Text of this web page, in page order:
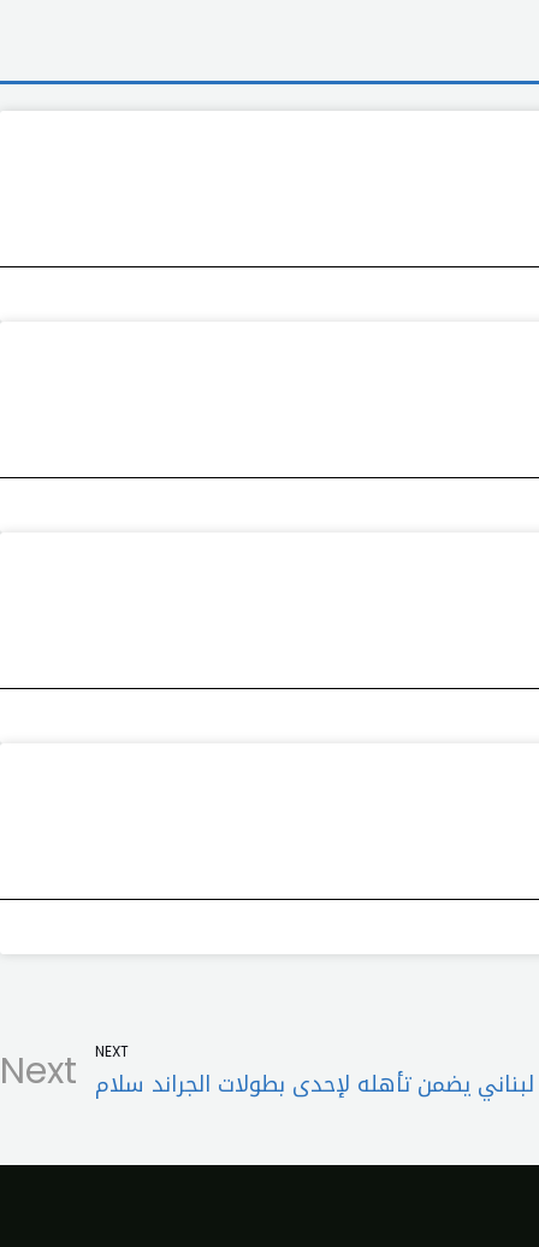
NEXT
يضمن تأهله لإحدى بطولات الجراند سلام Next